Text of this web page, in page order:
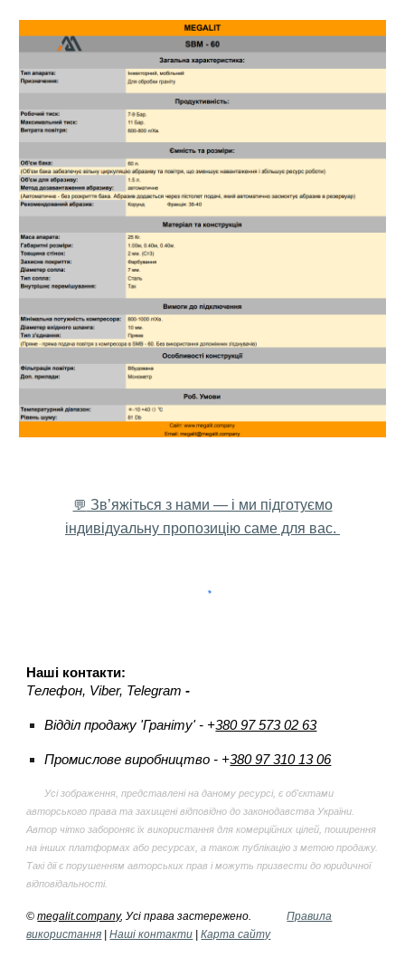
💬 Зв’яжіться з нами — і ми підготуємо
індивідуальну пропозицію саме для вас.
Наші контакти:
Телефон, Viber, Telegram -
Відділ продажу 'Граніту' - +380 97 573 02 63
Промислове виробництво - +380 97 310 13 06
Усі зображення, представлені на даному ресурсі, є об'єктами
авторського права та захищені відповідно до законодавства України.
Автор чітко забороняє їх використання для комерційних цілей, поширення
на інших платформах або ресурсах, а також публікацію з метою продажу.
Такі дії є порушенням авторських прав і можуть призвести до юридичної
відповідальності.
©megalit.company, Усі права застережено.
Правила
використання |Наші контакти |Карта сайту